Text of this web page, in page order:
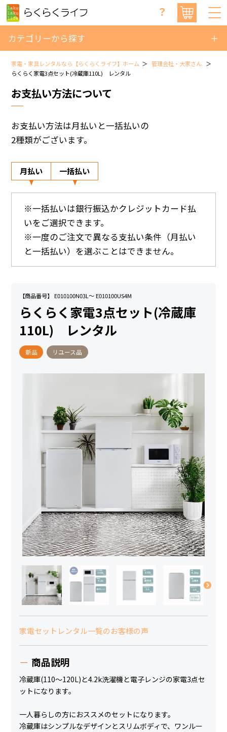
？
カテゴリーから探す
家電・家具レンタルなら【らくらくライフ】ホーム
管理会社・大家さん
らくらく家電3点セット(冷蔵庫110L) レンタル
お支払い方法について
お支払い方法は月払いと一括払いの
2種類がございます。
月払い 一括払い
※一括払いは銀行振込かクレジットカード払
いをご選択できます。
※一度のご注文で異なる支払い条件（月払い
と一括払い）を選ぶことはできません。
【商品番号】 E010100N03L～ E010100US4M
らくらく家電3点セット(冷蔵庫
110L) レンタル
新品 リユース品
家電セットレンタル一覧のお客様の声
商品説明
冷蔵庫(110～120L)と4.2k洗濯機と電子レンジの家電3点セ
ットになります。
一人暮らしの方におススメのセットになります。
冷蔵庫はシンプルなデザインとスリムボディで、ワンルー